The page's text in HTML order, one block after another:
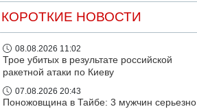
КОРОТКИЕ НОВОСТИ
08.08.2026 11:02
Трое убитых в результате российской
ракетной атаки по Киеву
07.08.2026 20:43
Поножовщина в Тайбе: 3 мужчин серьезно